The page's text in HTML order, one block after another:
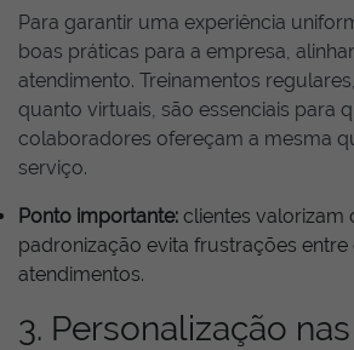
Para garantir uma experiência
boas práticas para a empresa,
atendimento. Treinamentos
quanto virtuais, são essenciais para
colaboradores ofereçam a mesma
serviço.
Ponto importante: clientes valorizam
padronização evita frustrações entre
atendimentos.
3. Personalização